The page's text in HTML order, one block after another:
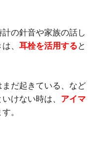
の針音や家族の話し
は、耳栓を活用する と
だ起きている、など
けない時は、 アイマ
。